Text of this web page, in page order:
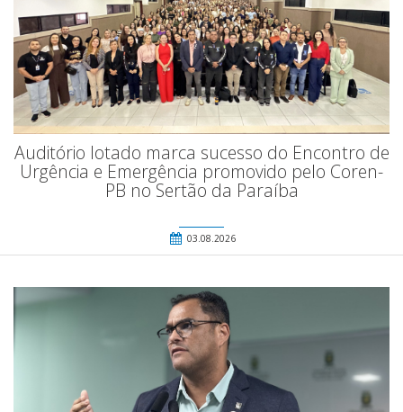
Auditório lotado marca sucesso do Encontro de
Urgência e Emergência promovido pelo Coren-
PB no Sertão da Paraíba
03.08.2026